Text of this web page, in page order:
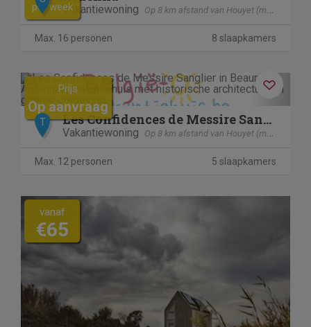
per weekVakantiewoning Op 8 km afstand van Houyet (mesnil - Eglise)
Max. 16 personen 8 slaapkamers
Previous Next
Prijs
Op aanvraag
T Les Confidences de Messire Sanglier
Vakantiewoning Op 8 km afstand van Houyet (mesnil - Eglise)
Max. 12 personen 5 slaapkamers
vanaf
€65